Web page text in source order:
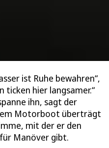
ist Ruhe bewahren“,
ticken hier langsamer.“
ihn, sagt der
Motorboot überträgt
mit der er den
Manöver gibt.